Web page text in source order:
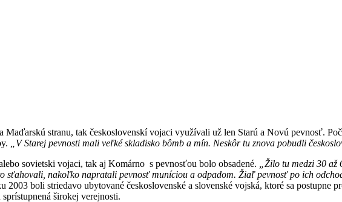
stranu, tak československí vojaci využívali už len Starú a Novú pevnosť.
„V Starej pevnosti mali veľké skladisko bômb a mín. Neskôr tu znova pobudli
sovietski vojaci, tak aj Komárno s pevnosťou bolo obsadené.
„Žilo tu medzi 30
sťahovali, nakoľko napratali pevnosť muníciou a odpadom. Žiaľ pevnosť po ich
2003 boli striedavo ubytované československé a slovenské vojská, ktoré sa postupne
širokej verejnosti.